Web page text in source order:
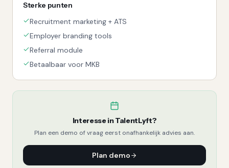
Sterke punten
Recruitment marketing + ATS
Employer branding tools
Referral module
Betaalbaar voor MKB
Interesse inTalentLyft?
Plan een demo of vraag eerst onafhankelijk advies aan.
Plan demo